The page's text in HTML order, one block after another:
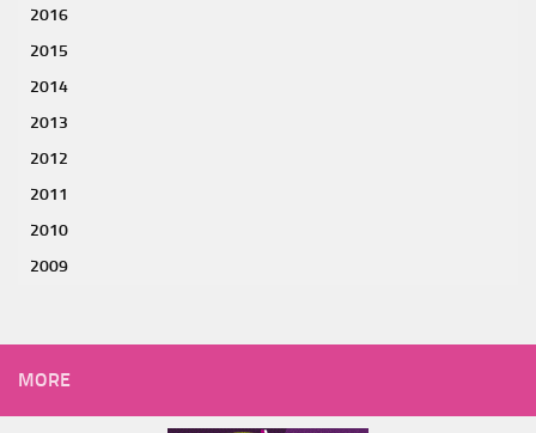
2016
2015
2014
2013
2012
2011
2010
2009
MORE